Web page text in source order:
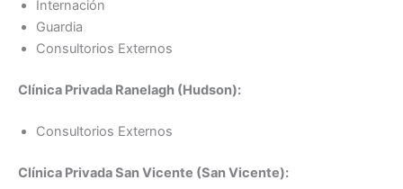
Internación
Guardia
Consultorios Externos
Clínica Privada Ranelagh (Hudson):
Consultorios Externos
Clínica Privada San Vicente (San Vicente):